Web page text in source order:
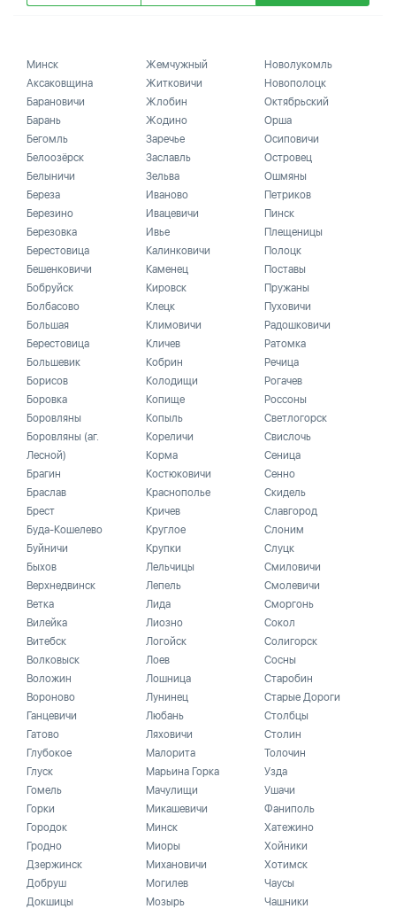
Минск
Аксаковщина
Барановичи
Барань
Бегомль
Белоозёрск
Белыничи
Береза
Березино
Березовка
Берестовица
Бешенковичи
Бобруйск
Болбасово
Большая
Берестовица
Большевик
Борисов
Боровка
Боровляны
Боровляны (аг.
Лесной)
Брагин
Браслав
Брест
Буда-Кошелево
Буйничи
Быхов
Верхнедвинск
Ветка
Вилейка
Витебск
Волковыск
Воложин
Вороново
Ганцевичи
Гатово
Глубокое
Глуск
Гомель
Горки
Городок
Гродно
Дзержинск
Добруш
Докшицы
Жемчужный
Житковичи
Жлобин
Жодино
Заречье
Заславль
Зельва
Иваново
Ивацевичи
Ивье
Калинковичи
Каменец
Кировск
Клецк
Климовичи
Кличев
Кобрин
Колодищи
Копище
Копыль
Кореличи
Корма
Костюковичи
Краснополье
Кричев
Круглое
Крупки
Лельчицы
Лепель
Лида
Лиозно
Логойск
Лоев
Лошница
Лунинец
Любань
Ляховичи
Малорита
Марьина Горка
Мачулищи
Микашевичи
Минск
Миоры
Михановичи
Могилев
Мозырь
Новолукомль
Новополоцк
Октябрьский
Орша
Осиповичи
Островец
Ошмяны
Петриков
Пинск
Плещеницы
Полоцк
Поставы
Пружаны
Пуховичи
Радошковичи
Ратомка
Речица
Рогачев
Россоны
Светлогорск
Свислочь
Сеница
Сенно
Скидель
Славгород
Слоним
Слуцк
Смиловичи
Смолевичи
Сморгонь
Сокол
Солигорск
Сосны
Старобин
Старые Дороги
Столбцы
Столин
Толочин
Узда
Ушачи
Фаниполь
Хатежино
Хойники
Хотимск
Чаусы
Чашники